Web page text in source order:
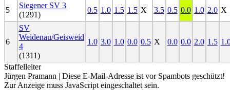
5
Siegener SV 3
(1291)
0.5 1.0 1.5 1.5 X 3.5 0.5 0.0 1.0 2.0 X
6
SV
Weidenau/Geisweid
4
(1311)
1.0 3.0 1.0 0.0 0.5 X 0.0 0.0 2.0 1.5
Staffelleiter
Jürgen Pramann | Diese E-Mail-Adresse ist vor Spambots geschützt!
Zur Anzeige muss JavaScript eingeschaltet sein.